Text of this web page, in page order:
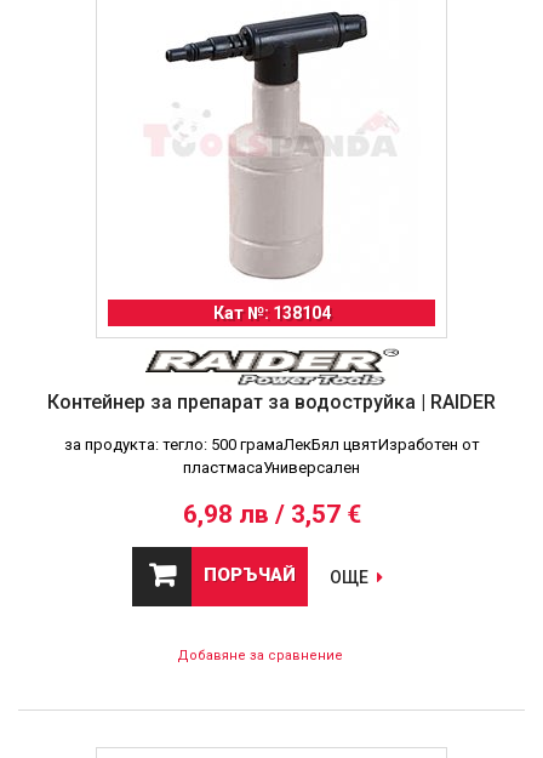
Кат №: 138104
Контейнер за препарат за водоструйка | RAIDER
за продукта: тегло: 500 грамаЛекБял цвятИзработен от
пластмасаУниверсален
6,98 лв / 3,57 €
ПОРЪЧАЙ ОЩЕ
Добавяне за сравнение